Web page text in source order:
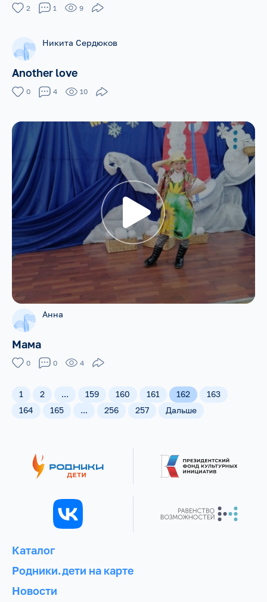
2 1 9
Никита Сердюков
Another love
0 4 10
Анна
Мама
0 0 4
1 2 ... 159 160 161 162
163
164
165 ... 256 257 Дальше
Каталог
Родники.дети на карте
Новости